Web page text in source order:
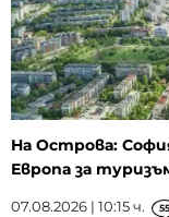
На Острова:
Европа за
07.08.2026 | 10:15 ч. 55